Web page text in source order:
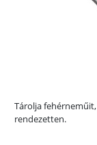
Tárolja
rendezetten.